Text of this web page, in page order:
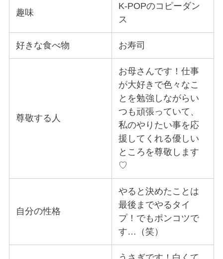
趣味
K-POPのコピーダン
ス
好きな食べ物 お寿司
尊敬する人
お母さんです！仕事
が大好きで色々なこ
とを勉強しながらい
つも頑張っていて、
私のやりたい事を応
援してくれる優しい
ところを尊敬します
♡
自分の性格
やると決めたことは
最後までやるタイ
プ！でもポンコツで
す…（笑）